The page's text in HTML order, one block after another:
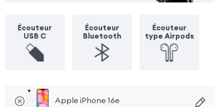
Écouteur
USB C
Écouteur
Bluetooth
Écouteur
type Airpods
Apple iPhone 16e